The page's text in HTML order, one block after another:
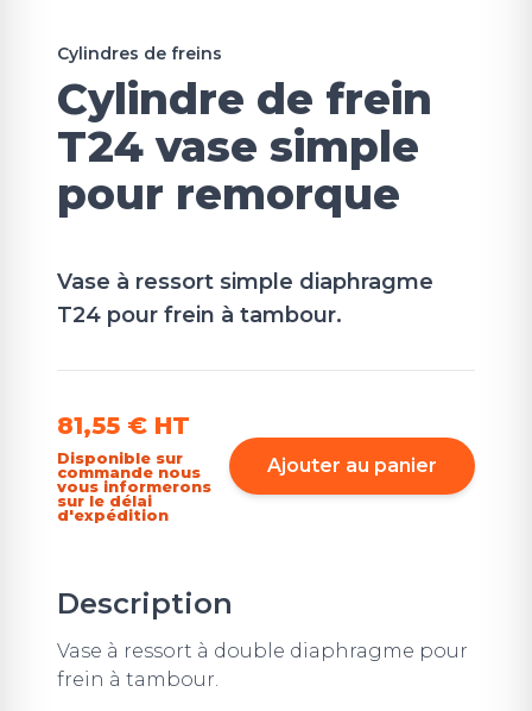
Cylindres de freins
Cylindre de frein
T24 vase simple
pour remorque
Vase à ressort simple diaphragme
T24 pour frein à tambour.
81,55 € HT
Disponible sur
commande nous
vous informerons
sur le délai
d'expédition
Ajouter au panier
Description
Vase à ressort à double diaphragme pour
frein à tambour.